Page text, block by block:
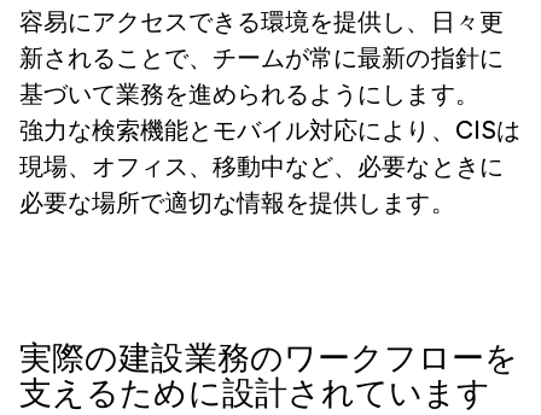
容易にアクセスできる環境を提供し、日々更
新されることで、チームが常に最新の指針に
基づいて業務を進められるようにします。
強力な検索機能とモバイル対応により、CISは
現場、オフィス、移動中など、必要なときに
必要な場所で適切な情報を提供します。
実際の建設業務のワークフローを
支えるために設計されています